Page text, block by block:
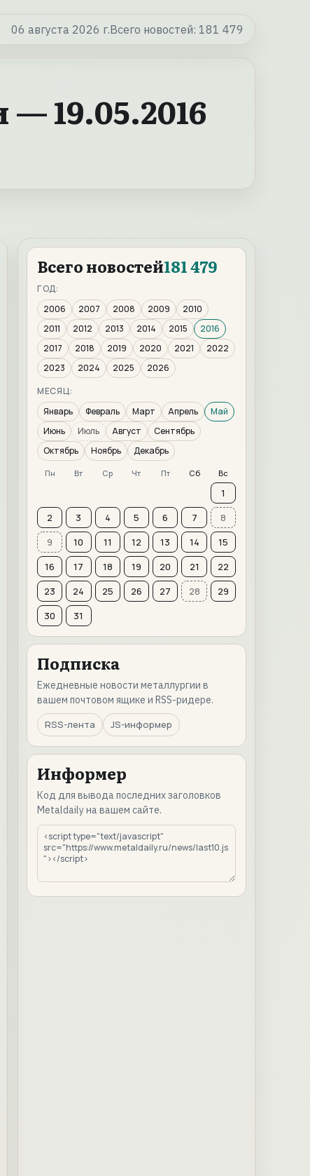
06 августа 2026 г.Всего новостей: 181 479
19.05.2016
Всего новостей181 479
ГОД:
2006
2007 2008 2009
2010
2011
2012 2013 2014 2015
2016
2017
2018 2019 2020 2021
2022
2023
2024 2025
2026
МЕСЯЦ:
Январь
Февраль Март Апрель
Май
Июнь
Июль Август
Сентябрь
Октябрь
Ноябрь Декабрь
Пн Вт Ср Чт Пт Сб Вс
1
2
3 4 5 6 7
8
9
10 11 12 13 14
15
16
17 18 19 20 21
22
23
24 25 26 27 28
29
30
31
Подписка
Ежедневные новости металлургии в
вашем почтовом ящике и RSS-ридере.
RSS-лента
JS-информер
Информер
Код для вывода последних заголовков
Metaldaily на вашем сайте.